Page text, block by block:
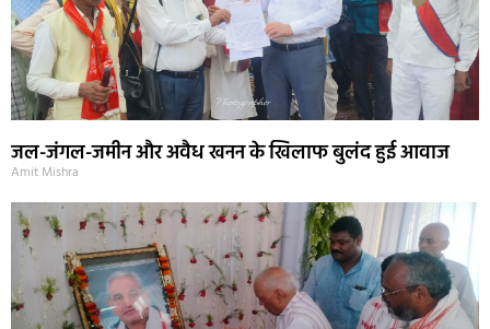
जल-जंगल-जमीन और अवैध खनन के खिलाफ बुलंद हुई आवाज
Amit Mishra